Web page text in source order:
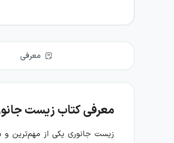
معرفی
معرفی کتاب زیست
زیست جانوری یکی از مهم‌ترین